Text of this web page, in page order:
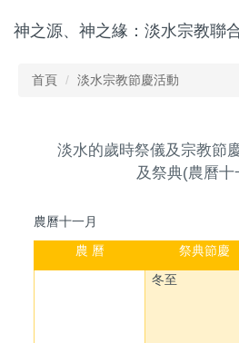
到
神之源、神之緣：淡水宗教聯
首頁 淡水宗教節慶活動
淡水的歲時祭儀及宗教節
及祭典(農曆十
農曆十一月
農 曆 祭典節慶
冬至